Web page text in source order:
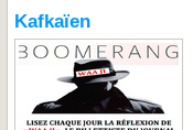
Kafkaïen